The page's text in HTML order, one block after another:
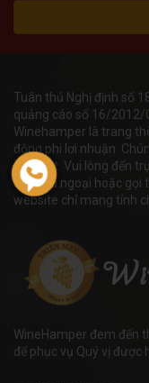
Tuân thủ Nghị định số
quảng cáo số 16/2012/
Winehamper là trang
động phi lơi nhuận.
internet. Vui lòng đến
thị rượu ngoại hoặc gọi
website chỉ mang tính
WineHamper đem đến
để phục vụ Quý vị được